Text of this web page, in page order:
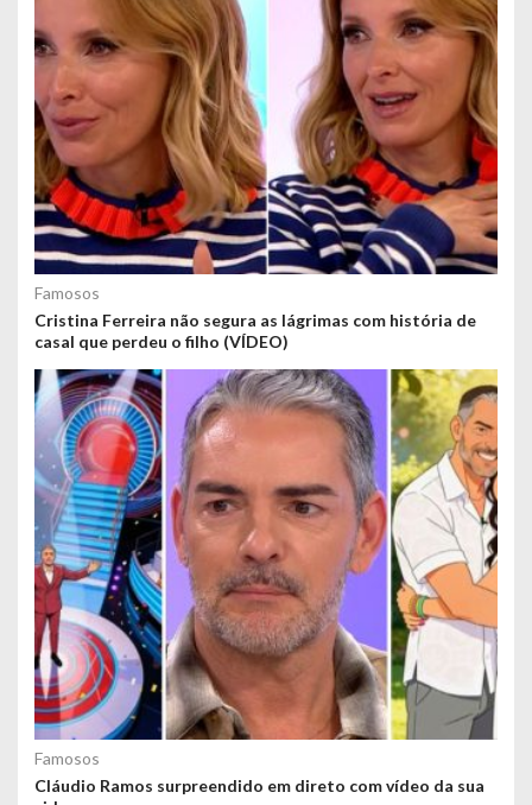
Famosos
Cristina Ferreira não segura as lágrimas com história de
casal que perdeu o filho (VÍDEO)
Famosos
Cláudio Ramos surpreendido em direto com vídeo da sua